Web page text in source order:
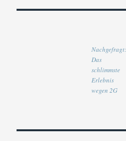
Nachgefragt:
Das
schlimmste
Erlebnis
wegen 2G